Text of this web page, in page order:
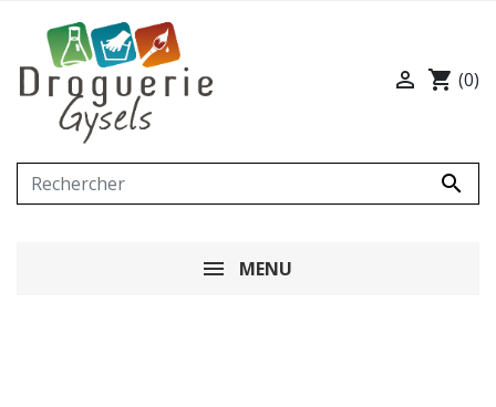

 shopping_cart (0)
MENU